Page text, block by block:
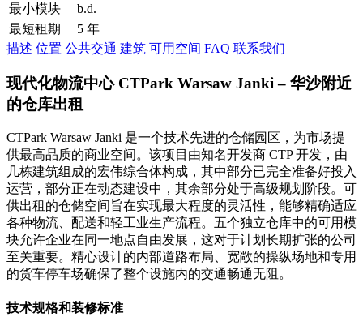
最小模块
b.d.
最短租期
5 年
描述 位置 公共交通 建筑 可用空间 FAQ 联系我们
现代化物流中心 CTPark Warsaw Janki – 华沙附近
的仓库出租
CTPark Warsaw Janki 是一个技术先进的仓储园区，为市场提
供最高品质的商业空间。该项目由知名开发商 CTP 开发，由
几栋建筑组成的宏伟综合体构成，其中部分已完全准备好投入
运营，部分正在动态建设中，其余部分处于高级规划阶段。可
供出租的仓储空间旨在实现最大程度的灵活性，能够精确适应
各种物流、配送和轻工业生产流程。五个独立仓库中的可用模
块允许企业在同一地点自由发展，这对于计划长期扩张的公司
至关重要。精心设计的内部道路布局、宽敞的操纵场地和专用
的货车停车场确保了整个设施内的交通畅通无阻。
技术规格和装修标准